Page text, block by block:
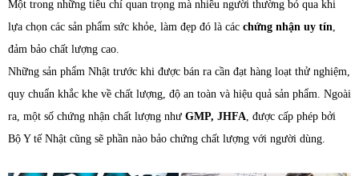
Một trong những tiêu chí quan trọng mà nhiều người thường bỏ qua khi
lựa chọn các sản phẩm sức khỏe, làm đẹp đó là các chứng nhận uy tín
đảm bảo chất lượng cao.
Những sản phẩm Nhật trước khi được bán ra cần đạt hàng loạt thử nghiệm,
quy chuẩn khắc khe về chất lượng, độ an toàn và hiệu quả sản phẩm. Ngoài
ra, một số chứng nhận chất lượng như GMP, JHFA , được cấp phép bởi
Bộ Y tế Nhật cũng sẽ phần nào bảo chứng chất lượng với người dùng.